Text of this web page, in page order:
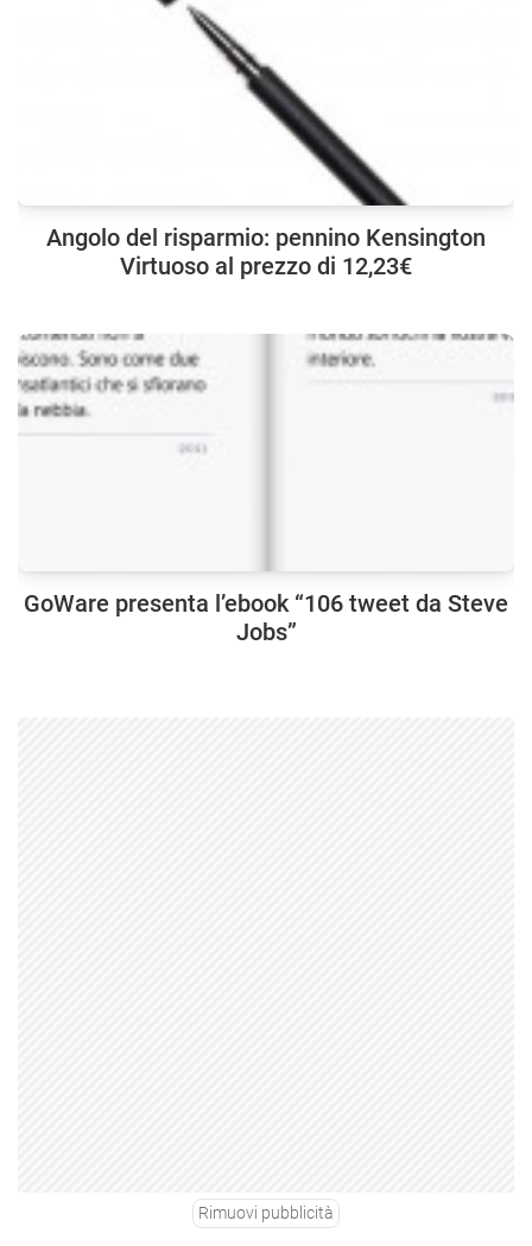
Angolo del risparmio: pennino Kensington
Virtuoso al prezzo di 12,23€
GoWare presenta l’ebook “106 tweet da Steve
Jobs”
Rimuovi pubblicità